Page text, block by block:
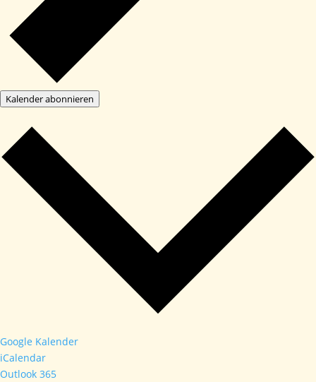
Kalender abonnieren
Google Kalender
iCalendar
Outlook 365